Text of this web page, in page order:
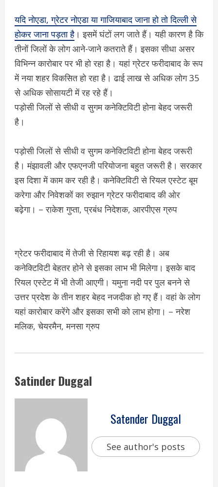
यदि नोएडा, ग्रेटर नोएडा या गाजियाबाद जाना हो तो दिल्ली से
होकर जाना पड़ता है । इसमें घंटों लग जाते हैं। यही कारण है कि
तीनों जिलों के लोग आने-जाने कतराते हैं। इसका सीधा असर
विभिन्न कारोबार पर भी हो रहा है। यहां ग्रेटर फरीदाबाद के रूप
में नया शहर विकसित हो रहा है। ढाई लाख से अधिक लोग 35
से अधिक सोसायटी में रह रहे हैं।
पड़ोसी जिलों से सीधी व सुगम कनेक्टिविटी होना बेहद जरूरी
है।
पड़ोसी जिलों से सीधी व सुगम कनेक्टिविटी होना बेहद जरूरी
है। मंझावली और एफएनजी परियोजना बहुत जरूरी है। सरकार
इस दिशा में काम कर रही है। कनेक्टिविटी से रियल एस्टेट बूम
करेगा और निवेशकों का रुझान ग्रेटर फरीदाबाद की ओर
बढ़ेगा। – राकेश गुप्ता, प्रबंध निदेशक, आरपीएस ग्रुप
ग्रेटर फरीदाबाद में तेजी से रिहायश बढ़ रही है। अब
कनेक्टिविटी बेहतर होने से इसका लाभ भी मिलेगा। इसके बाद
रियल एस्टेट में भी तेजी आएगी। यमुना नदी पर पुल बनने से
उत्तर प्रदेश के तीन शहर बेहद नजदीक हो गए हैं। वहां के लोग
यहां कारोबार करेंगे और इसका सभी को लाभ होगा। – नरेश
मलिक, चेयरमैन, मनसा ग्रुप
Satinder Duggal
Satender Duggal
See author's posts